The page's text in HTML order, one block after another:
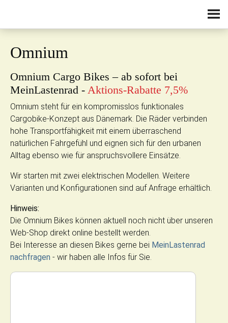
Omnium
Omnium Cargo Bikes – ab sofort bei
MeinLastenrad - Aktions-Rabatte 7,5%
Omnium steht für ein kompromisslos funktionales
Cargobike-Konzept aus Dänemark. Die Räder verbinden
hohe Transportfähigkeit mit einem überraschend
natürlichen Fahrgefühl und eignen sich für den urbanen
Alltag ebenso wie für anspruchsvollere Einsätze.
Wir starten mit zwei elektrischen Modellen. Weitere
Varianten und Konfigurationen sind auf Anfrage erhältlich.
Hinweis:
Die Omnium Bikes können aktuell noch nicht über unseren
Web-Shop direkt online bestellt werden.
Bei Interesse an diesen Bikes gerne bei MeinLastenrad
nachfragen - wir haben alle Infos für Sie.